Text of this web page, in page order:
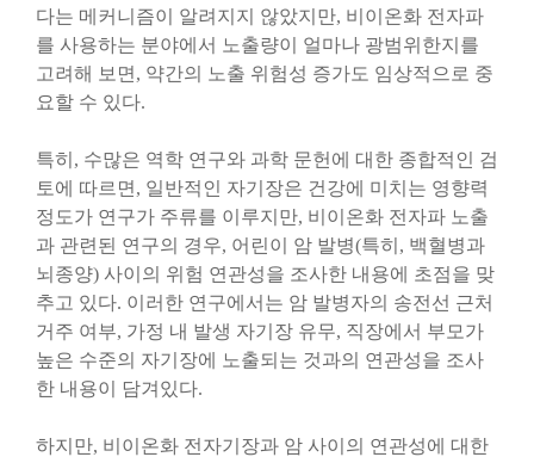
다는 메커니즘이 알려지지 않았지만, 비이온화 전자파
를 사용하는 분야에서 노출량이 얼마나 광범위한지를
고려해 보면, 약간의 노출 위험성 증가도 임상적으로 중
요할 수 있다.
특히, 수많은 역학 연구와 과학 문헌에 대한 종합적인 검
토에 따르면, 일반적인 자기장은 건강에 미치는 영향력
정도가 연구가 주류를 이루지만, 비이온화 전자파 노출
과 관련된 연구의 경우, 어린이 암 발병(특히, 백혈병과
뇌종양) 사이의 위험 연관성을 조사한 내용에 초점을 맞
추고 있다. 이러한 연구에서는 암 발병자의 송전선 근처
거주 여부, 가정 내 발생 자기장 유무, 직장에서 부모가
높은 수준의 자기장에 노출되는 것과의 연관성을 조사
한 내용이 담겨있다.
하지만, 비이온화 전자기장과 암 사이의 연관성에 대한